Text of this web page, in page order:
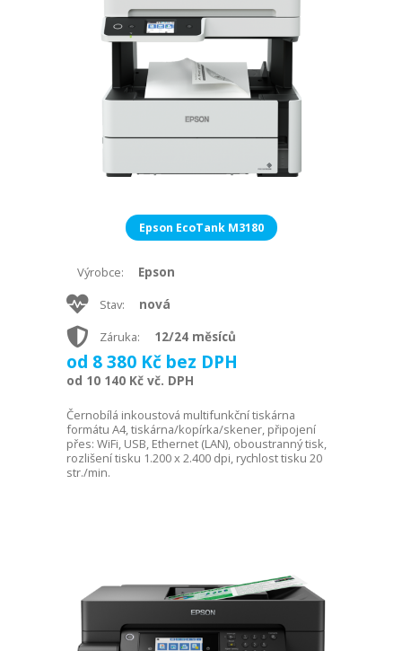
Epson EcoTank M3180
Výrobce: Epson
Stav: nová
Záruka: 12/24 měsíců
od 8 380 Kč bez DPH
od 10 140 Kč vč. DPH
Černobílá inkoustová multifunkční tiskárna
formátu A4, tiskárna/kopírka/skener, připojení
přes: WiFi, USB, Ethernet (LAN), oboustranný tisk,
rozlišení tisku 1.200 x 2.400 dpi, rychlost tisku 20
str./min.